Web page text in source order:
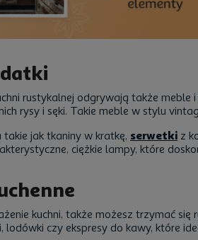
rustykalnej odgrywają także meble
rysy i sęki. Takie meble w stylu
jak tkaniny w kratkę, serwetki z
ciężkie lampy, które
kuchni, także możesz trzymać się
lodówki czy ekspresy do kawy, które